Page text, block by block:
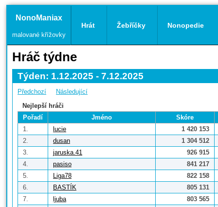
NonoManiax
malované křížovky
Hrát Žebříčky Nonopedie
Hráč týdne
Týden: 1.12.2025 - 7.12.2025
Předchozí
Následující
Nejlepší hráči
Pořadí
Jméno
Skóre
1.
lucie
1 420 153
2.
dusan
1 304 512
3.
jaruska.41
926 915
4.
pasiso
841 217
5.
Liga78
822 158
6.
BASTÍK
805 131
7.
ljuba
803 565